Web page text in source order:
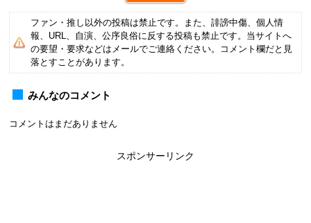
ファン・推し以外の投稿は禁止です。また、誹謗中傷、個人情
報、URL、自演、公序良俗に反する投稿も禁止です。当サイトへ
の要望・要求などはメールでご連絡ください。コメント欄だと見
落とすことがあります。
みんなのコメント
コメントはまだありません
スポンサーリンク